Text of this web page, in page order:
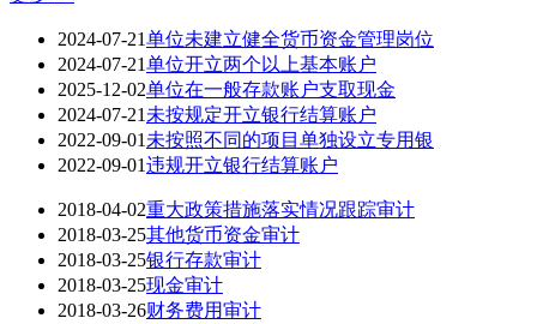
2024-07-21单位未建立健全货币资金管理岗位
2024-07-21单位开立两个以上基本账户
2025-12-02单位在一般存款账户支取现金
2024-07-21 未按规定开立银行结算账户
2022-09-01 未按照不同的项目单独设立专用银
2022-09-01违规开立银行结算账户
2018-04-02重大政策措施落实情况跟踪审计
2018-03-25其他货币资金审计
2018-03-25银行存款审计
2018-03-25现金审计
2018-03-26财务费用审计